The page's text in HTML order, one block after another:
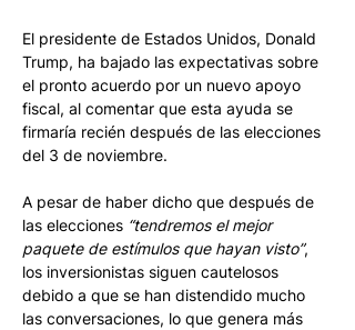
El presidente de Estados Unidos, Donald
Trump, ha bajado las expectativas sobre
el pronto acuerdo por un nuevo apoyo
fiscal, al comentar que esta ayuda se
firmaría recién después de las elecciones
del 3 de noviembre.
A pesar de haber dicho que después de
las elecciones “tendremos el mejor
paquete de estímulos que hayan visto”,
los inversionistas siguen cautelosos
debido a que se han distendido mucho
las conversaciones, lo que genera más